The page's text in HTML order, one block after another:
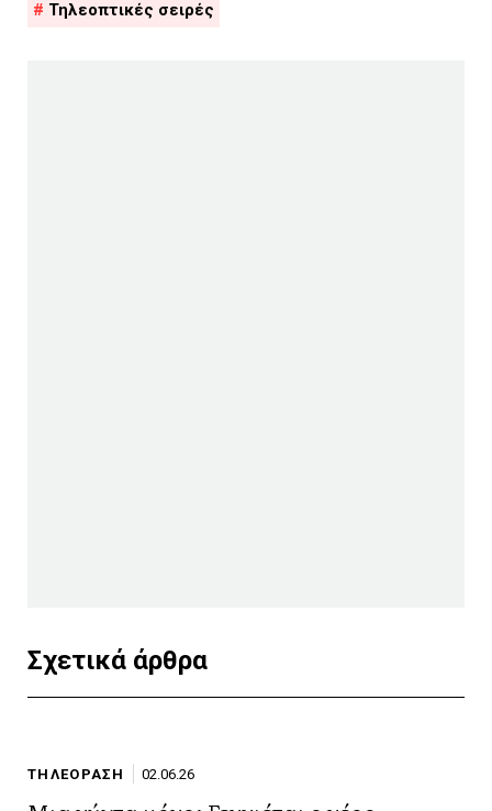
Τηλεοπτικές σειρές
Σχετικά άρθρα
ΤΗΛΕΟΡΑΣΗ 02.06.26